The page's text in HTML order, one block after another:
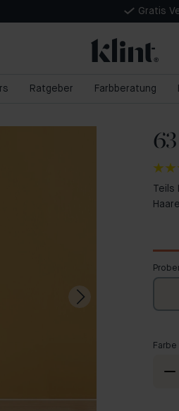
Gratis
Ratgeber Farbberatung